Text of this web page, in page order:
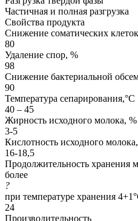
Частичная и полная разгрузка
Свойства продукта
Снижение соматических
80
Удаление спор, %
98
Снижение бактериальной
90
Температура сепарирования,°C
40 – 45
Жирность исходного молока, %
3-5
Кислотность исходного
16-18,5
Продолжительность хранения
более
?
при температуре хранения
24
Производительность